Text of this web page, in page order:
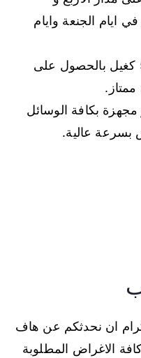
ايام الجنعة وايام
اتصال واحد على 50993766 كغيل بالحصول على
بكافة الوسائل
بسرعة عالية.
ان نحدثكم عن هاف
الاغراض المطلوبة